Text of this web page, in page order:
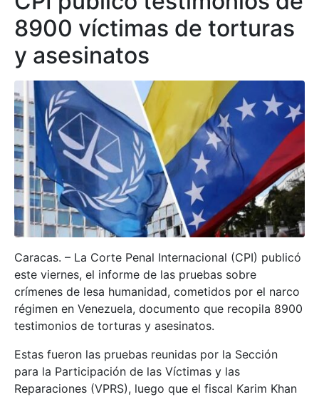
8900 víctimas de torturas
y asesinatos
Caracas. – La Corte Penal Internacional (CPI) publicó
este viernes, el informe de las pruebas sobre
crímenes de lesa humanidad, cometidos por el narco
régimen en Venezuela, documento que recopila 8900
testimonios de torturas y asesinatos.
Estas fueron las pruebas reunidas por la Sección
para la Participación de las Víctimas y las
Reparaciones (VPRS), luego que el fiscal Karim Khan